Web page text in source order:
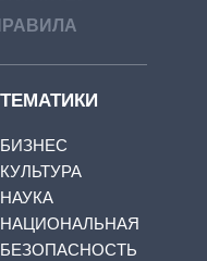
ТЕМАТИКИ
БИЗНЕС
КУЛЬТУРА
НАУКА
НАЦИОНАЛЬНАЯ
БЕЗОПАСНОСТЬ